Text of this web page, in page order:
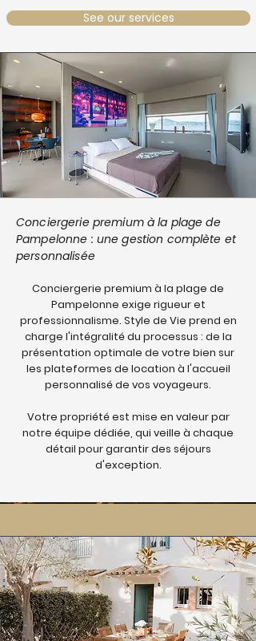
See our services
Conciergerie premium à la plage de
Pampelonne : une gestion complète et
personnalisée
Conciergerie premium à la plage de
Pampelonne exige rigueur et
professionnalisme. Style de Vie prend en
charge l'intégralité du processus : de la
présentation optimale de votre bien sur
les plateformes de location à l'accueil
personnalisé de vos voyageurs.
Votre propriété est mise en valeur par
notre équipe dédiée, qui veille à chaque
détail pour garantir des séjours
d'exception.